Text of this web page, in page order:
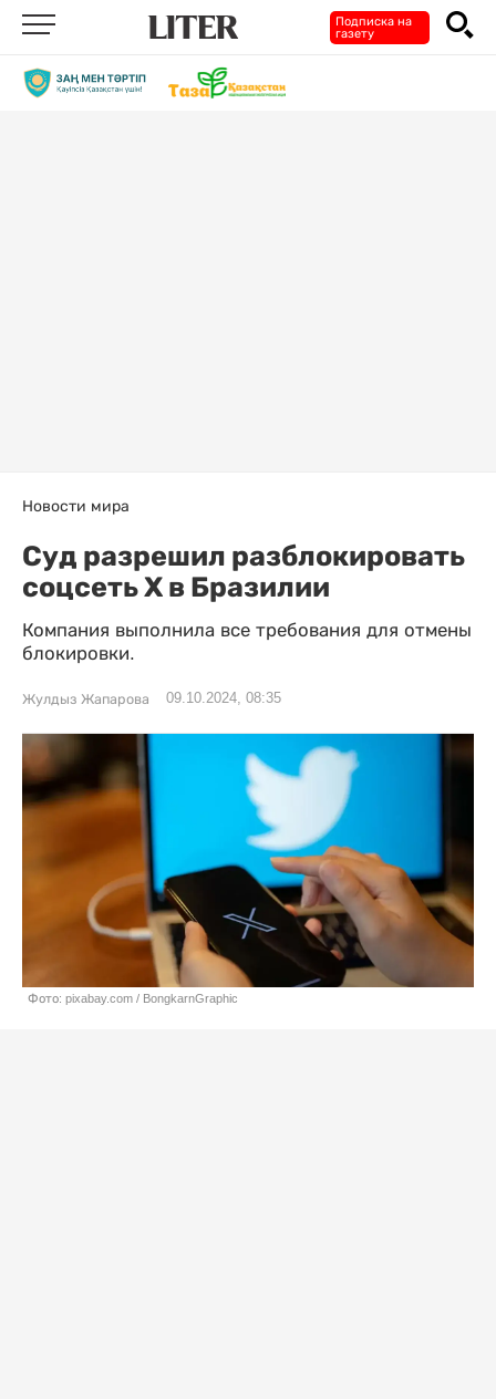
Подписка на
газету
Новости мира
Суд разрешил разблокировать
соцсеть X в Бразилии
Компания выполнила все требования для отмены
блокировки.
Жулдыз Жапарова 09.10.2024, 08:35
Фото: pixabay.com / BongkarnGraphic